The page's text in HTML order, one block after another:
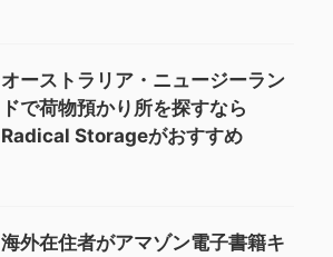
オーストラリア・ニュージーラン
ドで荷物預かり所を探すなら
Radical Storageがおすすめ
海外在住者がアマゾン電子書籍キ